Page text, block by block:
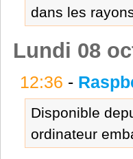
dans les
Lundi 08
12:36 -
Disponible
ordinateur